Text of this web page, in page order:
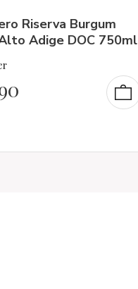
Riserva Burgum
Adige DOC 750ml